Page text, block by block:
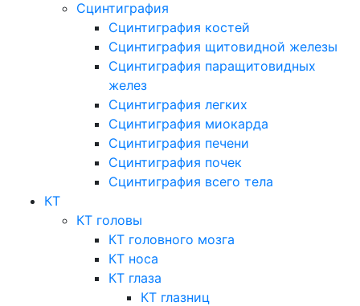
Сцинтиграфия
Сцинтиграфия костей
Сцинтиграфия щитовидной железы
Сцинтиграфия паращитовидных
желез
Сцинтиграфия легких
Сцинтиграфия миокарда
Сцинтиграфия печени
Сцинтиграфия почек
Сцинтиграфия всего тела
КТ
КТ головы
КТ головного мозга
КТ носа
КТ глаза
КТ глазниц